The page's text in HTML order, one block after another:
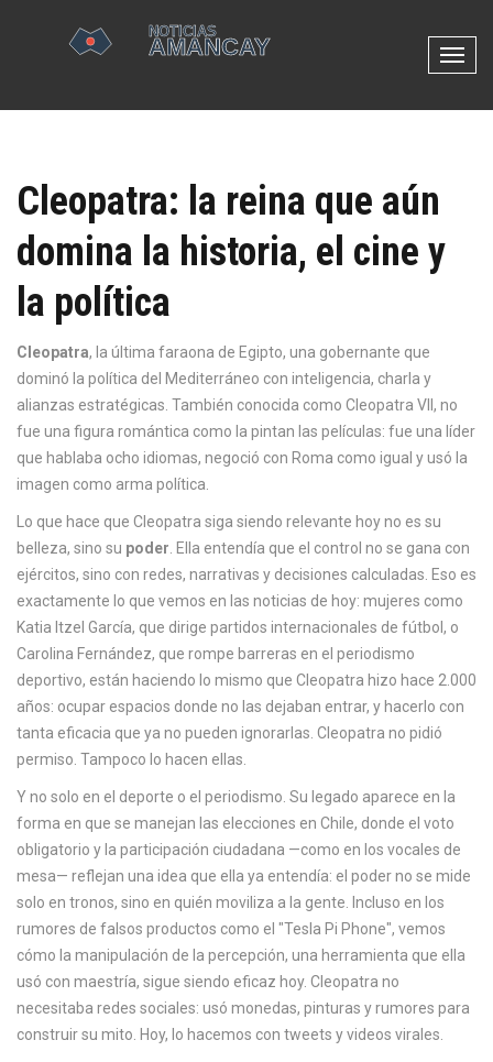
N
v
a
l
a
Cleopatra: la reina que aún
domina la historia, el cine y
la política
Cleopatra, la última faraona de Egipto, una gobernante que
dominó la política del Mediterráneo con inteligencia, charla y
alianzas estratégicas . También conocida como Cleopatra VII , no
fue una figura romántica como la pintan las películas: fue una líder
que hablaba ocho idiomas, negoció con Roma como igual y usó la
imagen como arma política.
Lo que hace que Cleopatra siga siendo relevante hoy no es su
belleza, sino su poder . Ella entendía que el control no se gana con
ejércitos, sino con redes, narrativas y decisiones calculadas. Eso es
exactamente lo que vemos en las noticias de hoy: mujeres como
Katia Itzel García, que dirige partidos internacionales de fútbol, o
Carolina Fernández, que rompe barreras en el periodismo
deportivo, están haciendo lo mismo que Cleopatra hizo hace 2.000
años: ocupar espacios donde no las dejaban entrar, y hacerlo con
tanta eficacia que ya no pueden ignorarlas. Cleopatra no pidió
permiso. Tampoco lo hacen ellas.
Y no solo en el deporte o el periodismo. Su legado aparece en la
forma en que se manejan las elecciones en Chile, donde el voto
obligatorio y la participación ciudadana —como en los vocales de
mesa— reflejan una idea que ella ya entendía: el poder no se mide
solo en tronos, sino en quién moviliza a la gente. Incluso en los
rumores de falsos productos como el "Tesla Pi Phone", vemos
cómo la manipulación de la percepción, una herramienta que ella
usó con maestría, sigue siendo eficaz hoy. Cleopatra no
necesitaba redes sociales: usó monedas, pinturas y rumores para
construir su mito. Hoy, lo hacemos con tweets y videos virales.